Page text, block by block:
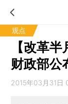
观点
【改革
财政部公
2015年03月31日